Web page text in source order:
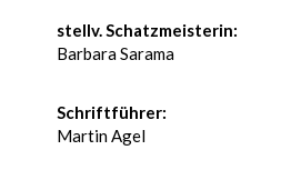
stellv. Schatzmeisterin:
Barbara Sarama
Schriftführer:
Martin Agel